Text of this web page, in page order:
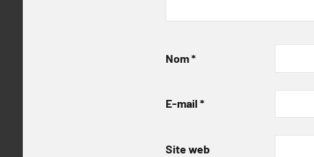
Nom*
E-mail *
Site web